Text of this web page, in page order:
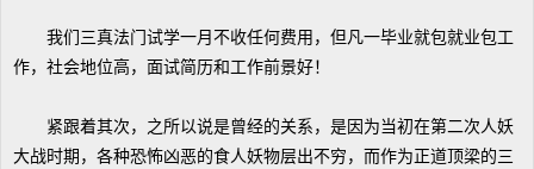
我们三真法门试学一月不收任何费用，但凡一毕业就包就业包工
作，社会地位高，面试简历和工作前景好！
紧跟着其次，之所以说是曾经的关系，是因为当初在第二次人妖
大战时期，各种恐怖凶恶的食人妖物层出不穷，而作为正道顶梁的三